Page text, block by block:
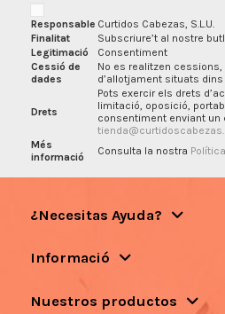
Responsable Curtidos Cabezas, S.L.U.
Finalitat
Subscriure’t al nostre
Legitimació
Consentiment
Cessió de
dades
No es realitzen
d’allotjament situats dins
Drets
Pots exercir els drets
limitació, oposició,
consentiment enviant un
Més
informació
Consulta la nostra
¿Necesitas Ayuda?
Informació
Nuestros productos